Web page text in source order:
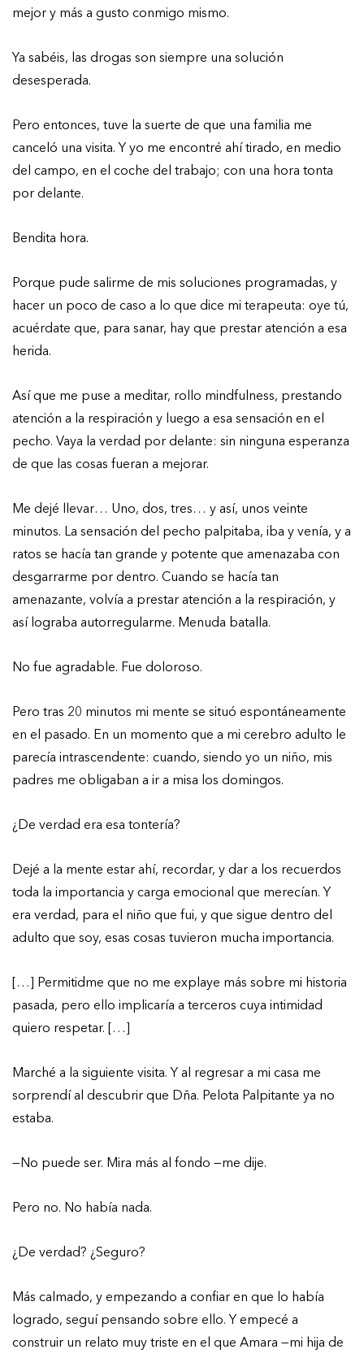
mejor y más a gusto conmigo mismo.
Ya sabéis, las drogas son siempre una solución
desesperada.
Pero entonces, tuve la suerte de que una familia me
canceló una visita. Y yo me encontré ahí tirado, en medio
del campo, en el coche del trabajo; con una hora tonta
por delante.
Bendita hora.
Porque pude salirme de mis soluciones programadas, y
hacer un poco de caso a lo que dice mi terapeuta: oye tú,
acuérdate que, para sanar, hay que prestar atención a esa
herida.
Así que me puse a meditar, rollo mindfulness, prestando
atención a la respiración y luego a esa sensación en el
pecho. Vaya la verdad por delante: sin ninguna esperanza
de que las cosas fueran a mejorar.
Me dejé llevar… Uno, dos, tres… y así, unos veinte
minutos. La sensación del pecho palpitaba, iba y venía, y a
ratos se hacía tan grande y potente que amenazaba con
desgarrarme por dentro. Cuando se hacía tan
amenazante, volvía a prestar atención a la respiración, y
así lograba autorregularme. Menuda batalla.
No fue agradable. Fue doloroso.
Pero tras 20 minutos mi mente se situó espontáneamente
en el pasado. En un momento que a mi cerebro adulto le
parecía intrascendente: cuando, siendo yo un niño, mis
padres me obligaban a ir a misa los domingos.
¿De verdad era esa tontería?
Dejé a la mente estar ahí, recordar, y dar a los recuerdos
toda la importancia y carga emocional que merecían. Y
era verdad, para el niño que fui, y que sigue dentro del
adulto que soy, esas cosas tuvieron mucha importancia.
[…] Permitidme que no me explaye más sobre mi historia
pasada, pero ello implicaría a terceros cuya intimidad
quiero respetar. […]
Marché a la siguiente visita. Y al regresar a mi casa me
sorprendí al descubrir que Dña. Pelota Palpitante ya no
estaba.
—No puede ser. Mira más al fondo —me dije.
Pero no. No había nada.
¿De verdad? ¿Seguro?
Más calmado, y empezando a confiar en que lo había
logrado, seguí pensando sobre ello. Y empecé a
construir un relato muy triste en el que Amara —mi hija de